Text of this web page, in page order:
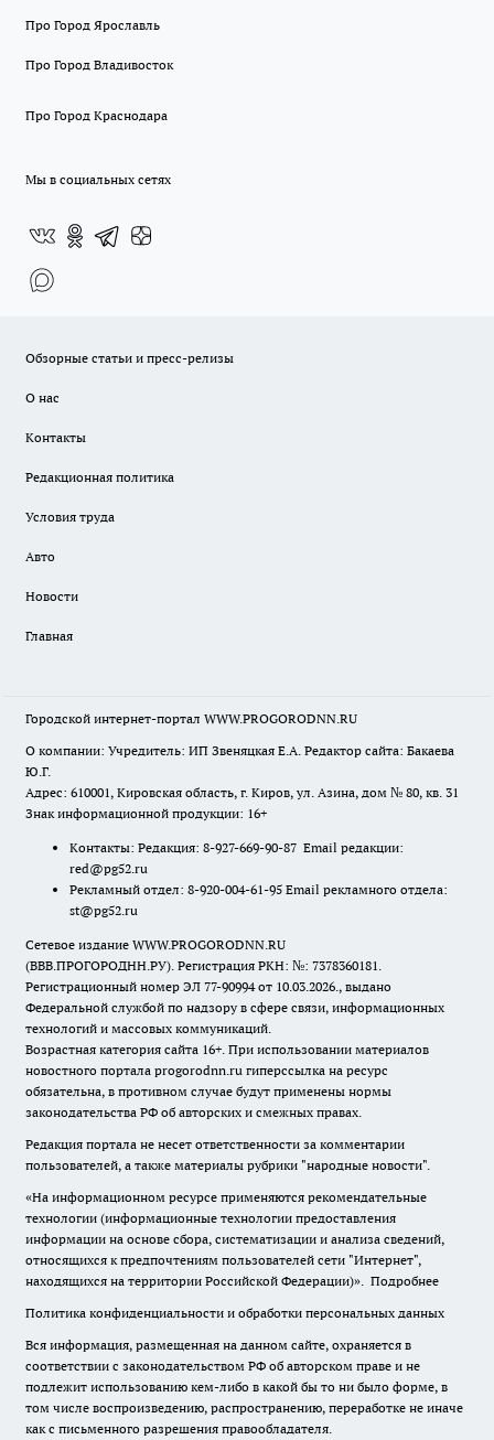
Про Город Ярославль
Про Город Владивосток
Про Город Краснодара
Мы в социальных сетях
Обзорные статьи и пресс-релизы
О нас
Контакты
Редакционная политика
Условия труда
Авто
Новости
Главная
Городской интернет-портал WWW.PROGORODNN.RU
О компании: Учредитель: ИП Звеняцкая Е.А. Редактор сайта: Бакаева
Ю.Г.
Адрес: 610001, Кировская область, г. Киров, ул. Азина, дом № 80, кв. 31
Знак информационной продукции: 16+
Контакты: Редакция: 8-927-669-90-87 Email редакции:
red@pg52.ru
Рекламный отдел: 8-920-004-61-95 Email рекламного отдела:
st@pg52.ru
Сетевое издание WWW.PROGORODNN.RU
(ВВВ.ПРОГОРОДНН.РУ). Регистрация РКН: №: 7378360181.
Регистрационный номер ЭЛ 77-90994 от 10.03.2026., выдано
Федеральной службой по надзору в сфере связи, информационных
технологий и массовых коммуникаций.
Возрастная категория сайта 16+. При использовании материалов
новостного портала progorodnn.ru гиперссылка на ресурс
обязательна, в противном случае будут применены нормы
законодательства РФ об авторских и смежных правах.
Редакция портала не несет ответственности за комментарии
пользователей, а также материалы рубрики "народные новости".
«На информационном ресурсе применяются рекомендательные
технологии (информационные технологии предоставления
информации на основе сбора, систематизации и анализа сведений,
относящихся к предпочтениям пользователей сети "Интернет",
находящихся на территории Российской Федерации)». Подробнее
Политика конфиденциальности и обработки персональных данных
Вся информация, размещенная на данном сайте, охраняется в
соответствии с законодательством РФ об авторском праве и не
подлежит использованию кем-либо в какой бы то ни было форме, в
том числе воспроизведению, распространению, переработке не иначе
как с письменного разрешения правообладателя.